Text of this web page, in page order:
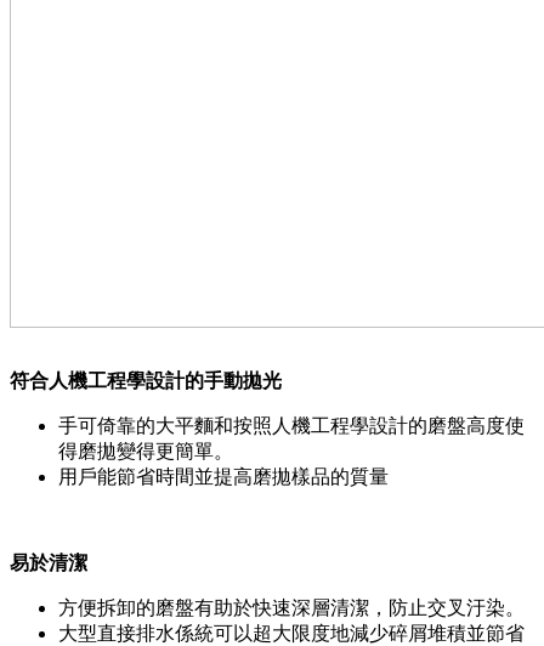
符合人機工程學設計的手動拋光
手可倚靠的大平麵和按照人機工程學設計的磨盤高度使
得磨拋變得更簡單。
用戶能節省時間並提高磨拋樣品的質量
易於清潔
方便拆卸的磨盤有助於快速深層清潔，防止交叉汙染。
大型直接排水係統可以超大限度地減少碎屑堆積並節省